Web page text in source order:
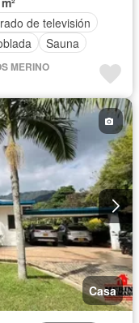
de televisión
Sauna
MERINO
Casa